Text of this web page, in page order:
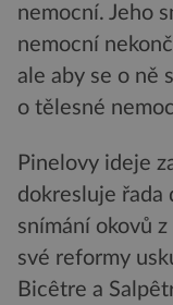
nemocní. Jeho
nemocní
ale aby se o ně
o tělesné
Pinelovy ideje
dokresluje řada
snímání okovů
své reformy
Bicêtre a